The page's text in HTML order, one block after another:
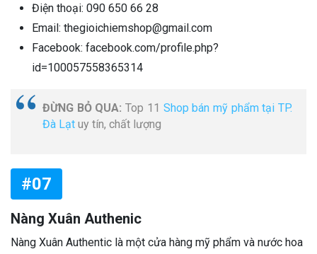
Điện thoại: 090 650 66 28
Email: thegioichiemshop@gmail.com
Facebook: facebook.com/profile.php?
id=100057558365314
ĐỪNG BỎ QUA: Top 11 Shop bán mỹ phẩm tại TP.
Đà Lạt uy tín, chất lượng
#07
Nàng Xuân Authenic
Nàng Xuân Authentic là một cửa hàng mỹ phẩm và nước hoa